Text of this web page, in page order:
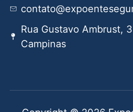
Rua Gustavo Ambrust,
Campinas